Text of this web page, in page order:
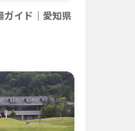
ガイド｜愛知県